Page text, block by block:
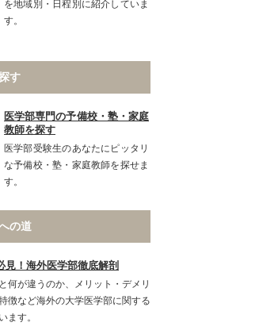
を地域別・日程別に紹介していま
す。
す
医学部専門の予備校・塾・家庭
教師を探す
医学部受験生のあなたにピッタリ
な予備校・塾・家庭教師を探せま
す。
の道
見！海外医学部徹底解剖
何が違うのか、メリット・デメリ
徴など海外の大学医学部に関する
ます。